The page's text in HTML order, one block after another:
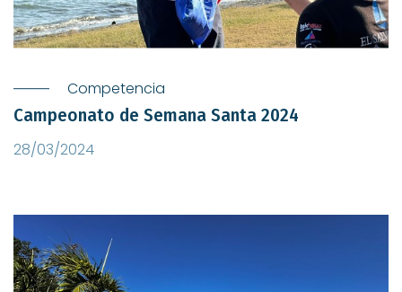
Competencia
Campeonato de Semana Santa 2024
28/03/2024